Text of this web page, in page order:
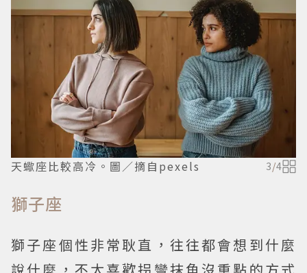
天蠍座比較高冷。圖／摘自pexels 3/4
獅子座
獅子座個性非常耿直，往往都會想到什麼